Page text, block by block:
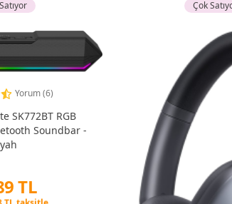
Yorum (6)
SK772BT RGB
Soundbar -
TL
Çok